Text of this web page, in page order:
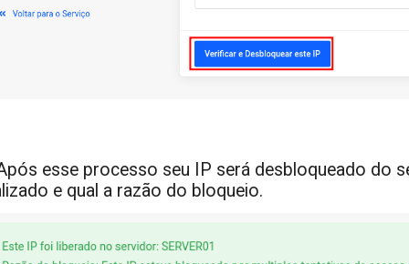
esse processo seu IP será desbloqueado do
e qual a razão do bloqueio.